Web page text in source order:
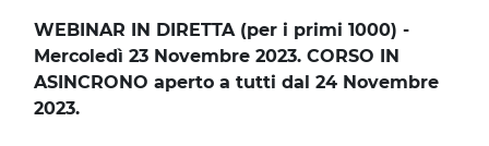
WEBINAR IN DIRETTA (per i primi 1000) -
Mercoledì 23 Novembre 2023. CORSO IN
ASINCRONO aperto a tutti dal 24 Novembre
2023.